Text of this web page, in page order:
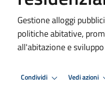
Gestione alloggi
politiche abitative,
all'abitazione e
Condividi Vedi azioni